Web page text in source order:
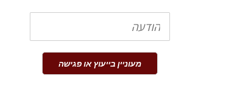
הודעה
מעוניין בייעוץ או פגישה